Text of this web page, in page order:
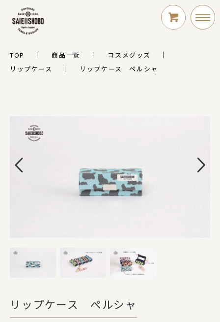
LOGIN
カテゴリー
TOP 商品一覧
コスメグッズ
リップケース
リップケース ペルシャ
リップケース ペルシャ